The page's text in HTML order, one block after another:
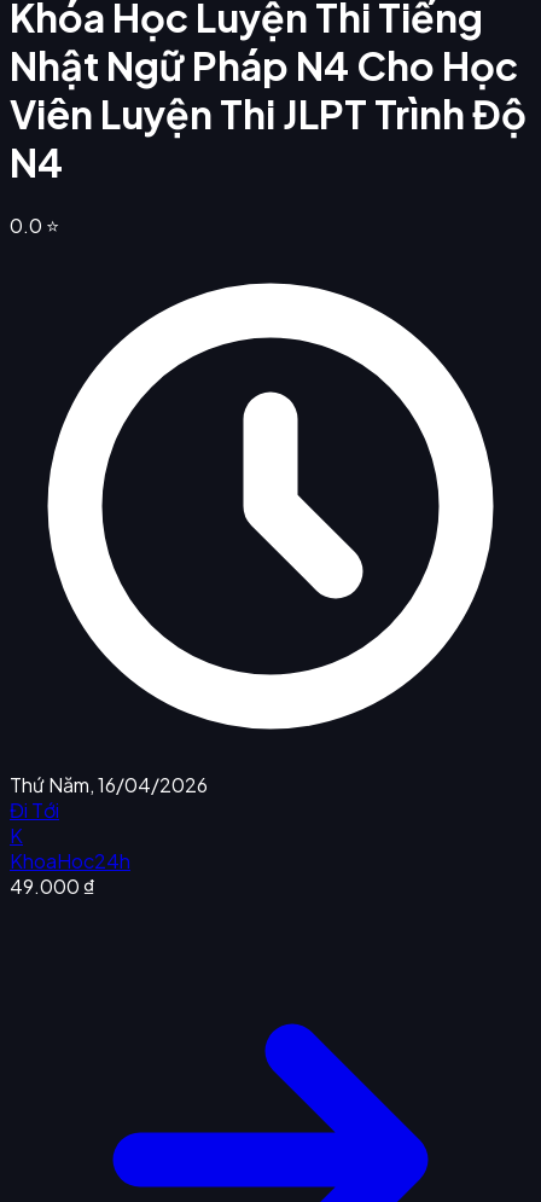
Khóa Học Luyện Thi Tiếng
Nhật Ngữ Pháp N4 Cho Học
Viên Luyện Thi JLPT Trình Độ
N4
0.0 ⭐
Thứ Năm, 16/04/2026
Đi Tới
K
KhoaHoc24h
49.000 ₫